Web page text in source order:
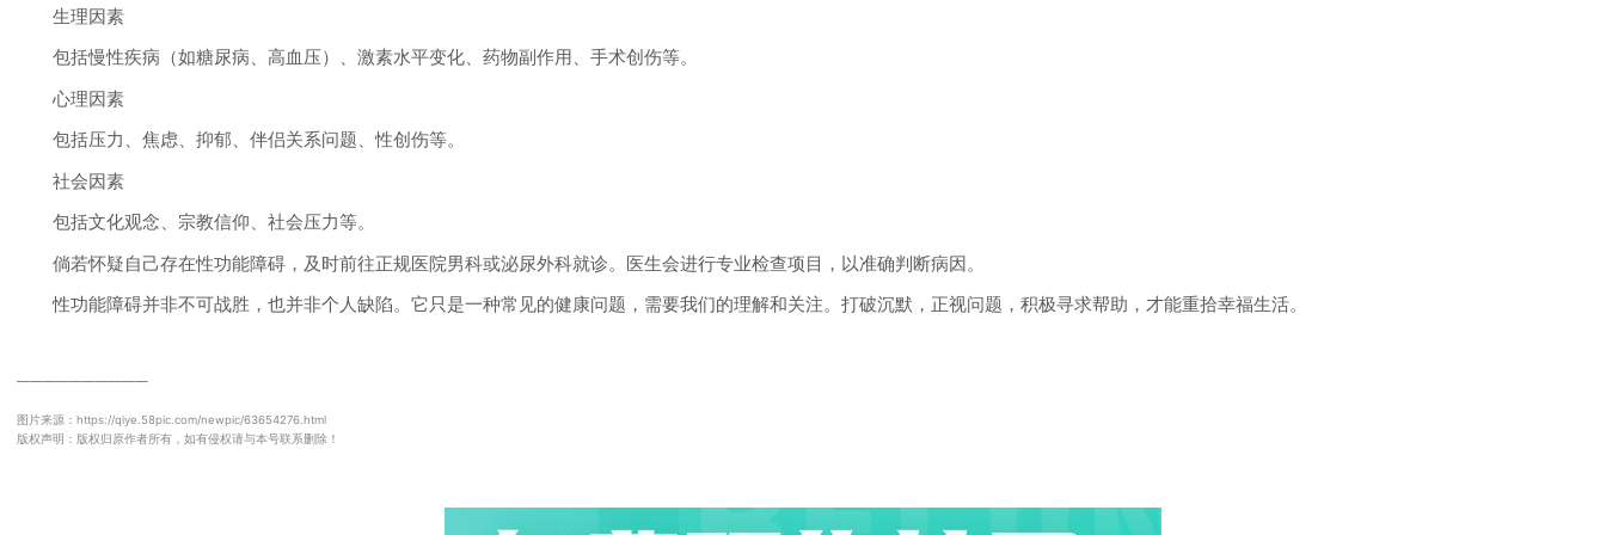
生理因素
包括慢性疾病（如糖尿病、高血压）、激素水平变化、药物副作用、手术创伤等。
心理因素
包括压力、焦虑、抑郁、伴侣关系问题、性创伤等。
社会因素
包括文化观念、宗教信仰、社会压力等。
倘若怀疑自己存在性功能障碍，及时前往正规医院男科或泌尿外科就诊。医生会进行专业检查项目，以准确判断病因。
性功能障碍并非不可战胜，也并非个人缺陷。它只是一种常见的健康问题，需要我们的理解和关注。打破沉默，正视问题，积极寻求帮助，才能重拾幸福生活。
──────────
图片来源：https://qiye.58pic.com/newpic/63654276.html
版权声明：版权归原作者所有，如有侵权请与本号联系删除！